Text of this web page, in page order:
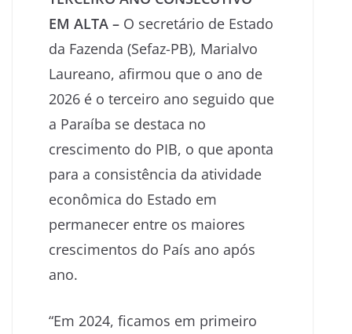
EM ALTA – O secretário de Estado
da Fazenda (Sefaz-PB), Marialvo
Laureano, afirmou que o ano de
2026 é o terceiro ano seguido que
a Paraíba se destaca no
crescimento do PIB, o que aponta
para a consistência da atividade
econômica do Estado em
permanecer entre os maiores
crescimentos do País ano após
ano.
“Em 2024, ficamos em primeiro